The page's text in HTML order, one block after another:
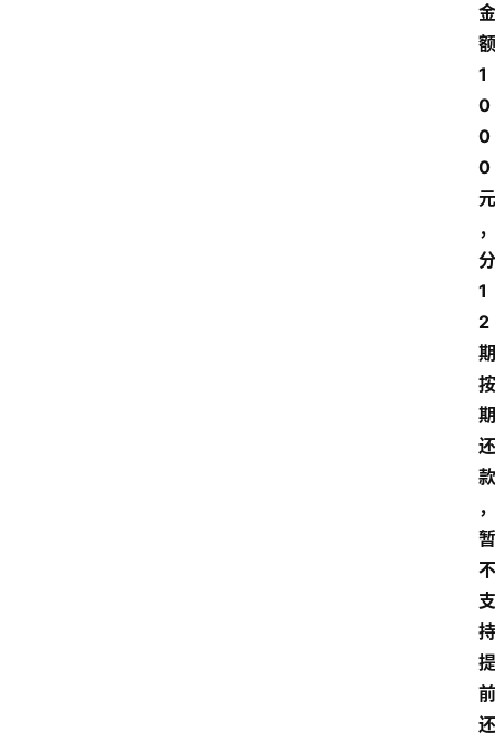
金
额
1
0
0
0
元
，
分
1
2
期
按
期
还
款
，
暂
不
支
持
提
前
还